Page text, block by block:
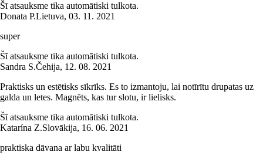
Šī atsauksme tika automātiski tulkota.
Donata P.Lietuva, 03. 11. 2021
super
Šī atsauksme tika automātiski tulkota.
Sandra S.Čehija, 12. 08. 2021
Praktisks un estētisks sīkrīks. Es to izmantoju, lai notīrītu drupatas uz
galda un letes. Magnēts, kas tur slotu, ir lielisks.
Šī atsauksme tika automātiski tulkota.
Katarína Z.Slovākija, 16. 06. 2021
praktiska dāvana ar labu kvalitāti